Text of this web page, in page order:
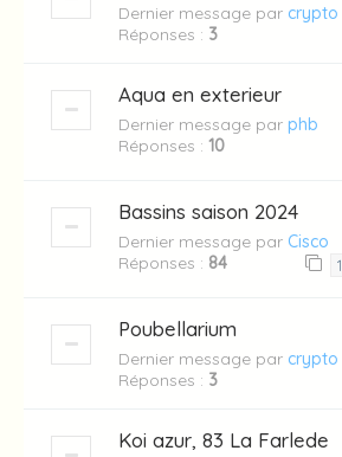
Dernier message par crypto
Réponses : 3
Aqua en exterieur
Dernier message par phb
Réponses : 10
Bassins saison 2024
Dernier message par Cisco
Réponses : 84 1
Poubellarium
Dernier message par crypto
Réponses : 3
Koi azur, 83 La Farlede